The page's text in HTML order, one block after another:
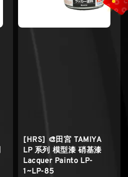
[HRS] 🎨田宮 TAMIYA
LP 系列 模型漆 硝基漆
Lacquer Painto LP-
1~LP-85